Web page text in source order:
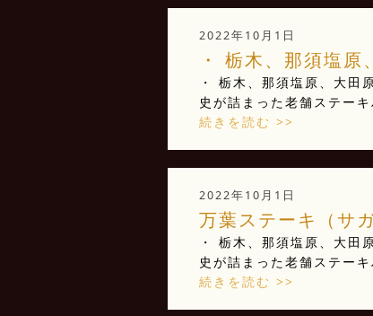
2022年10月1日
・ 栃木、那須塩原
・ 栃木、那須塩原、大
史が詰まった老舗ステー
続きを読む >>
2022年10月1日
万葉ステーキ（サ
・ 栃木、那須塩原、大
史が詰まった老舗ステー
続きを読む >>